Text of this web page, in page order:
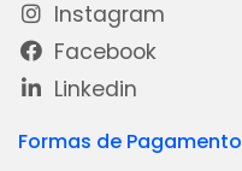
Instagram
Facebook
Linkedin
Formas de Pagamento